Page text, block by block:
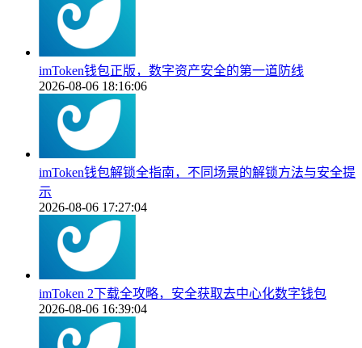
imToken钱包正版，数字资产安全的第一道防线
2026-08-06 18:16:06
imToken钱包解锁全指南，不同场景的解锁方法与安全提
示
2026-08-06 17:27:04
imToken 2下载全攻略，安全获取去中心化数字钱包
2026-08-06 16:39:04